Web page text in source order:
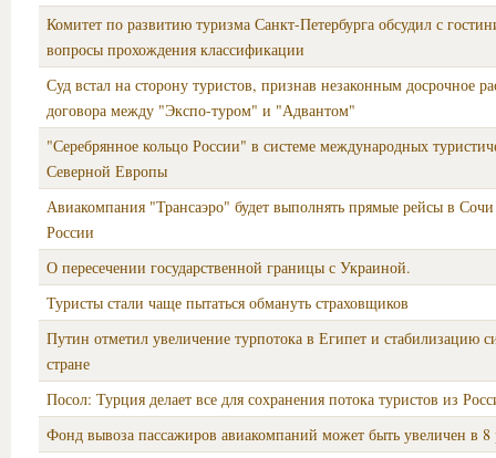
Комитет по развитию туризма Санкт-Петербурга обсудил с
вопросы прохождения классификации
Суд встал на сторону туристов, признав незаконным досрочное
договора между "Экспо-туром" и "Адвантом"
"Серебрянное кольцо России" в системе международных
Северной Европы
Авиакомпания "Трансаэро" будет выполнять прямые рейсы в
России
О пересечении государственной границы с Украиной.
Туристы стали чаще пытаться обмануть страховщиков
Путин отметил увеличение турпотока в Египет и стабилизацию
стране
Посол: Турция делает все для сохранения потока туристов из
Фонд вывоза пассажиров авиакомпаний может быть увеличен в 8